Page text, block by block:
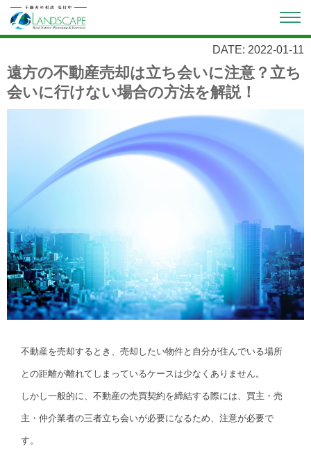
DATE: 2022-01-11
遠方の不動産売却は立ち会いに注意？立ち
会いに行けない場合の方法を解説！
不動産を売却するとき、売却したい物件と自分が住んでいる場所
との距離が離れてしまっているケースは少なくありません。
しかし一般的に、不動産の売買契約を締結する際には、買主・売
主・仲介業者の三者立ち会いが必要になるため、注意が必要で
す。